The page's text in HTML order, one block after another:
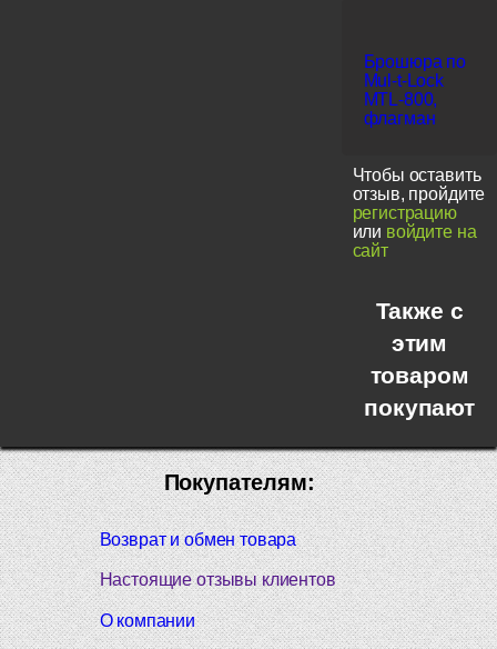
Брошюра по
Mul-t-Lock
MTL-800,
флагман
Чтобы оставить
отзыв, пройдите
регистрацию
или войдите на
сайт
Также с
этим
товаром
покупают
Покупателям:
Возврат и обмен товара
Настоящие отзывы клиентов
О компании